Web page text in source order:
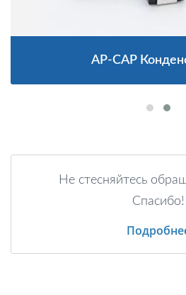
AP-CAP
Не стесняйтесь
Спасибо!